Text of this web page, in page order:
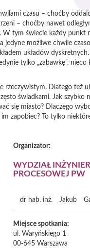
czasu – choćby
– choćby nawet
tym świecie każdy punkt
jedyne możliwe chwile
układów
tylko „zabawkę”, nieco
Dlatego też
świadkami. Jak szybko
się miasto? Dlaczego
zapobiec? To tylko
Organizator:
WYDZIAŁ
PROCESOWEJ PW
dr hab. inż. Jakub
Miejsce spotkania:
ul. Waryńskiego 1
00-645 Warszawa